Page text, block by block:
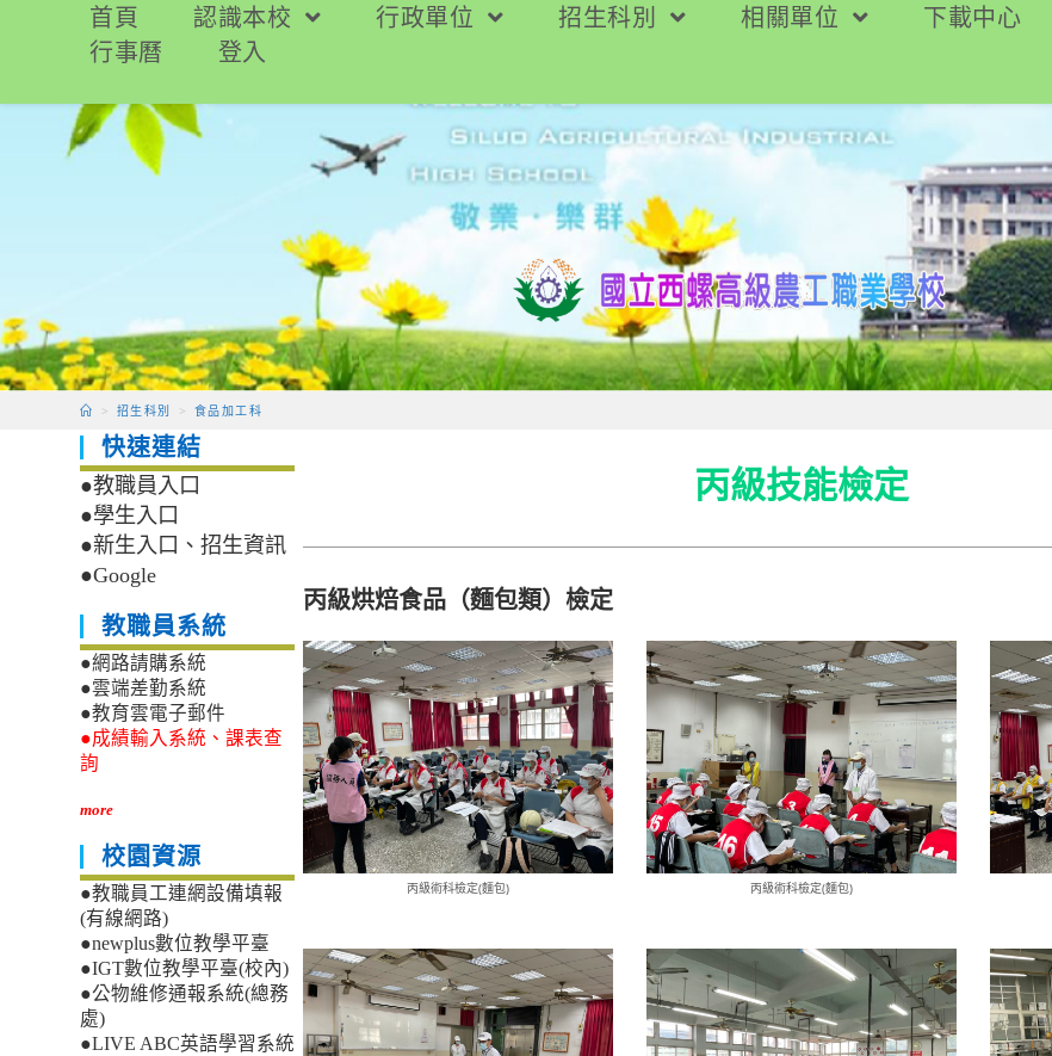
要
首頁 認識本校 行政單位 招生科別 相關單位 下載中心
行事曆
登入
> 招生科別 > 食品加工科
丙級技能檢定
丙級烘焙食品（麵包類）檢定
丙級術科檢定(麵包) 丙級術科檢定(麵包)
快速連結
●教職員入口
●學生入口
●新生入口、招生資訊
●Google
教職員系統
●網路請購系統
●雲端差勤系統
●教育雲電子郵件
●成績輸入系統、課表查
詢
more
校園資源
●教職員工連網設備填報
(有線網路)
●newplus數位教學平臺
●IGT數位教學平臺(校內)
●公物維修通報系統(總務
處)
●LIVE ABC英語學習系統